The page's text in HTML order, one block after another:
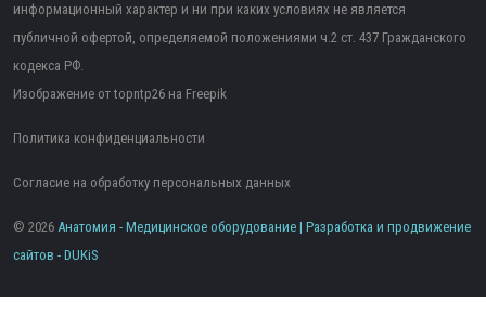
информационный характер и ни при каких условиях не является
публичной офертой, определяемой положениями ч.2 ст. 437 Гражданского
кодекса РФ.
Изображение от topntp26 на Freepik
Политика конфиденциальности
Согласие на обработку персональных данных
© 2026 Анатомия - Медицинское оборудование | Разработка и продвижение
сайтов - DUKiS